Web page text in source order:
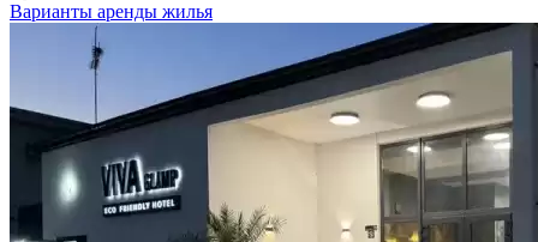
Варианты аренды жилья